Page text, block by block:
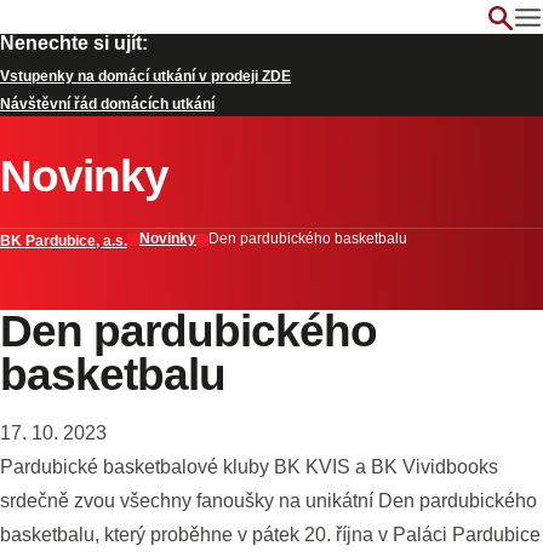
Nenechte si ujít:
Vstupenky na domácí utkání v prodeji ZDE
Návštěvní řád domácích utkání
Novinky
BK Pardubice, a.s. Novinky Den pardubického basketbalu
Den pardubického
basketbalu
17. 10. 2023
Pardubické basketbalové kluby BK KVIS a BK Vividbooks
srdečně zvou všechny fanoušky na unikátní Den pardubického
basketbalu, který proběhne v pátek 20. října v Paláci Pardubice